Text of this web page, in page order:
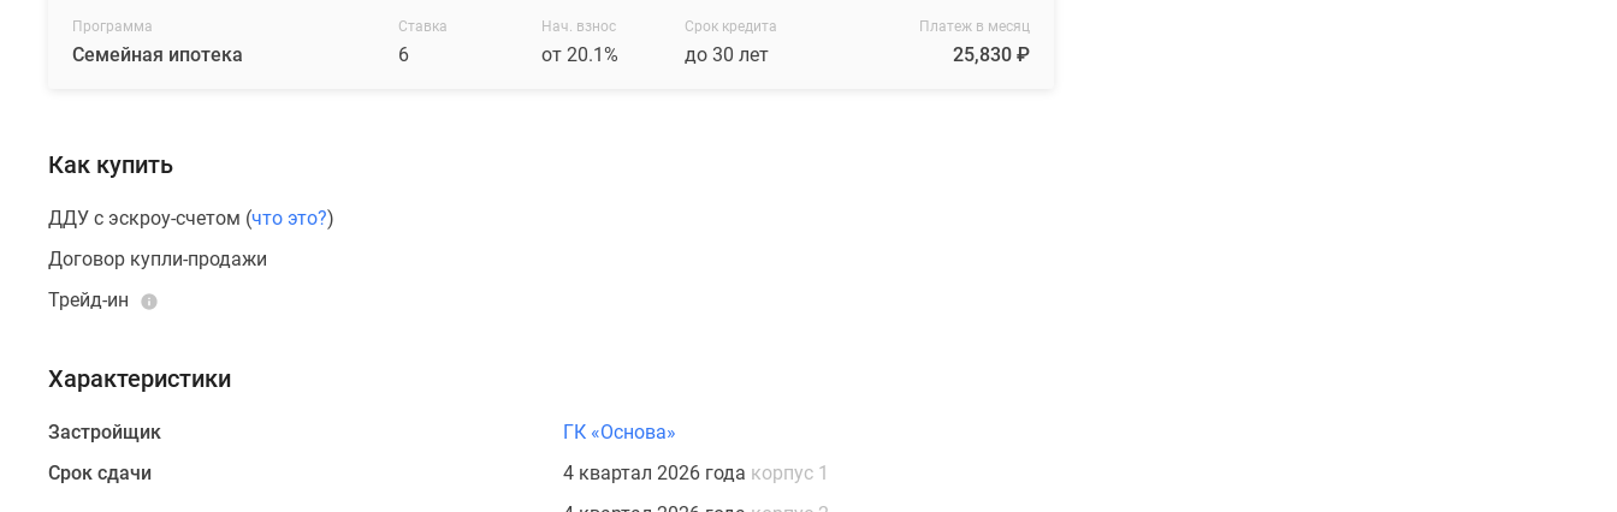
жильцы
себе
квартиры
с
на
Москву-
продаются
«черновом»
варианте.
Программа
Семейная ипотека
Ставка
6
Нач. взнос
от 20.1%
Срок кредита
до 30 лет
Платеж в месяц
25,830 ₽
Как купить
ДДУ с эскроу-счетом (что это?)
Договор купли-продажи
Трейд-ин
Характеристики
Застройщик
ГК «Основа»
Срок сдачи
4 квартал 2026 года корпус 1